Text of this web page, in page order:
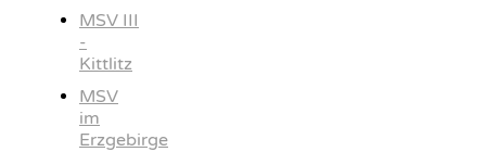
MSV III
-
Kittlitz
MSV
im
Erzgebirge